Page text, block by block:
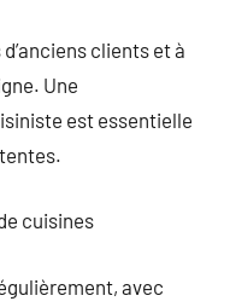
clients et à
Une
est essentielle
cuisines
avec